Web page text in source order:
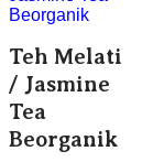
Teh Melati
/ Jasmine
Tea
Beorganik